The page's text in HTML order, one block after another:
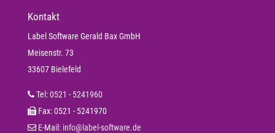
Kontakt
Label Software Gerald Bax GmbH
Meisenstr. 73
33607 Bielefeld
Tel:0521 - 5241960
Fax: 0521 - 5241970
E-Mail: info@label-software.de